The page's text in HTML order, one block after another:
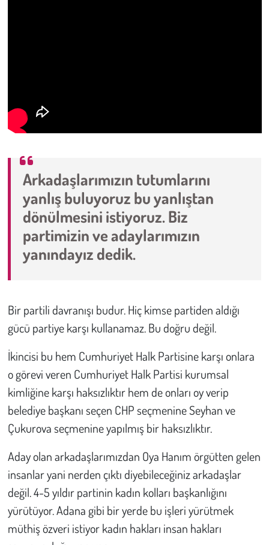
Arkadaşlarımızın tutumlarını
yanlış buluyoruz bu yanlıştan
dönülmesini istiyoruz. Biz
partimizin ve adaylarımızın
yanındayız dedik.
Bir partili davranışı budur. Hiç kimse partiden aldığı
gücü partiye karşı kullanamaz. Bu doğru değil.
İkincisi bu hem Cumhuriyet Halk Partisine karşı onlara
o görevi veren Cumhuriyet Halk Partisi kurumsal
kimliğine karşı haksızlıktır hem de onları oy verip
belediye başkanı seçen CHP seçmenine Seyhan ve
Çukurova seçmenine yapılmış bir haksızlıktır.
Aday olan arkadaşlarımızdan Oya Hanım örgütten gelen
insanlar yani nerden çıktı diyebileceğiniz arkadaşlar
değil. 4-5 yıldır partinin kadın kolları başkanlığını
yürütüyor. Adana gibi bir yerde bu işleri yürütmek
müthiş özveri istiyor kadın hakları insan hakları